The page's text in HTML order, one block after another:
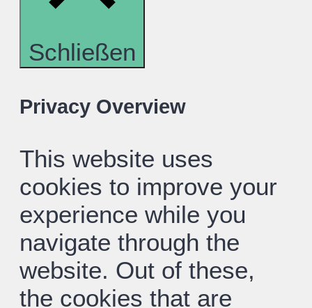
Schließen
Privacy Overview
This website uses
cookies to improve your
experience while you
navigate through the
website. Out of these,
the cookies that are